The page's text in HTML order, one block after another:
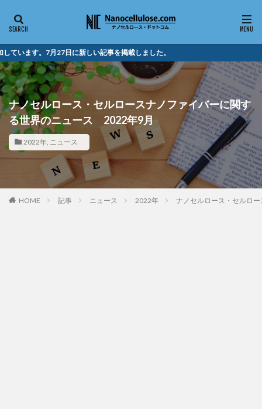
日に新しい記事を掲載しました。
ナノセルロース・セルロースナノファイバーに関す
る世界のニュース 2022年9月
2022年, ニュース
HOME 記事 ニュース 2022年 ナノセルロース・セルロ